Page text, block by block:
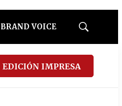
BRAND VOICE
Mostrar
EDICIÓN IMPRESA